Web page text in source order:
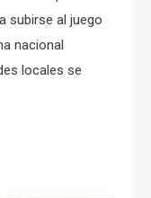
subirse al juego
nacional
locales se